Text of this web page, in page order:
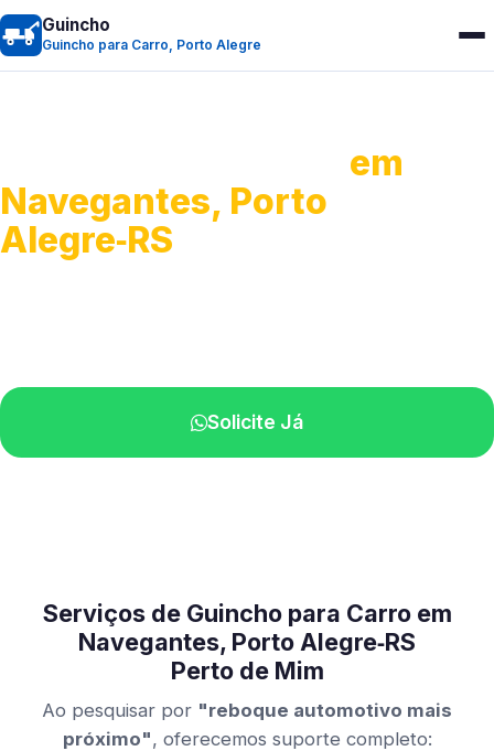
Guincho
Guincho para Carro, Porto Alegre
em
Navegantes, Porto
Alegre‑RS
Solicite Já
Serviços de Guincho para Carro em
Navegantes, Porto Alegre‑RS
Perto de Mim
Ao pesquisar por "reboque automotivo mais
próximo", oferecemos suporte completo: